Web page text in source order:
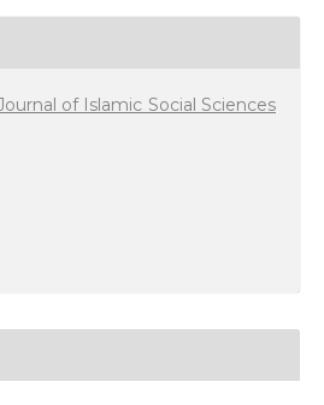
of Islamic Social Sciences